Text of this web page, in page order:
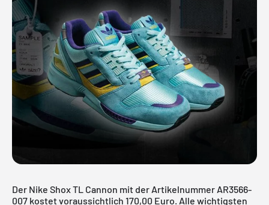
Der Nike Shox TL Cannon mit der Artikelnummer AR3566-
007 kostet voraussichtlich 170,00 Euro. Alle wichtigsten